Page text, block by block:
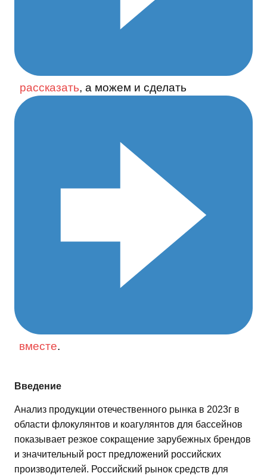
рассказать, а можем и сделать
вместе.
Введение
Анализ продукции отечественного рынка в 2023г в
области флокулянтов и коагулянтов для бассейнов
показывает резкое сокращение зарубежных брендов
и значительный рост предложений российских
производителей. Российский рынок средств для